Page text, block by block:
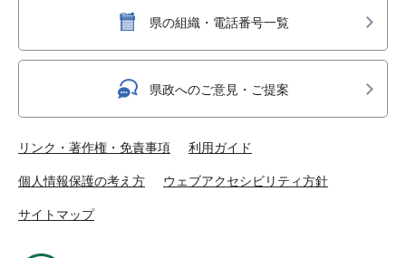
県の組織・電話番号一覧
県政へのご意見・ご提案
リンク・著作権・免責事項 利用ガイド
個人情報保護の考え方 ウェブアクセシビリティ方針
サイトマップ